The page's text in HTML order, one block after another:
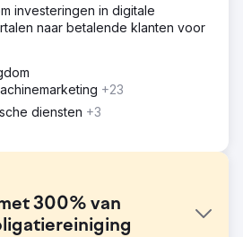
investeringen in digitale
naar betalende klanten voor
+23
diensten +3
300% van